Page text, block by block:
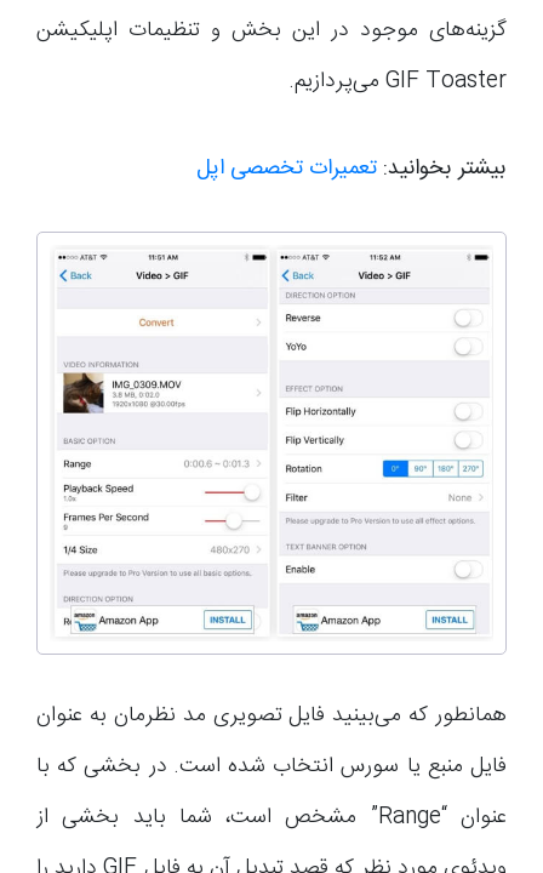
گزینه‌های موجود در این بخش و تنظیمات اپلیکیشن
GIF Toaster می‌پردازیم.
بیشتر بخوانید: تعمیرات تخصصی اپل
همانطور که می‌بینید فایل تصویری مد نظرمان به عنوان
فایل منبع یا سورس انتخاب شده است. در بخشی که با
عنوان “Range” مشخص است، شما باید بخشی از